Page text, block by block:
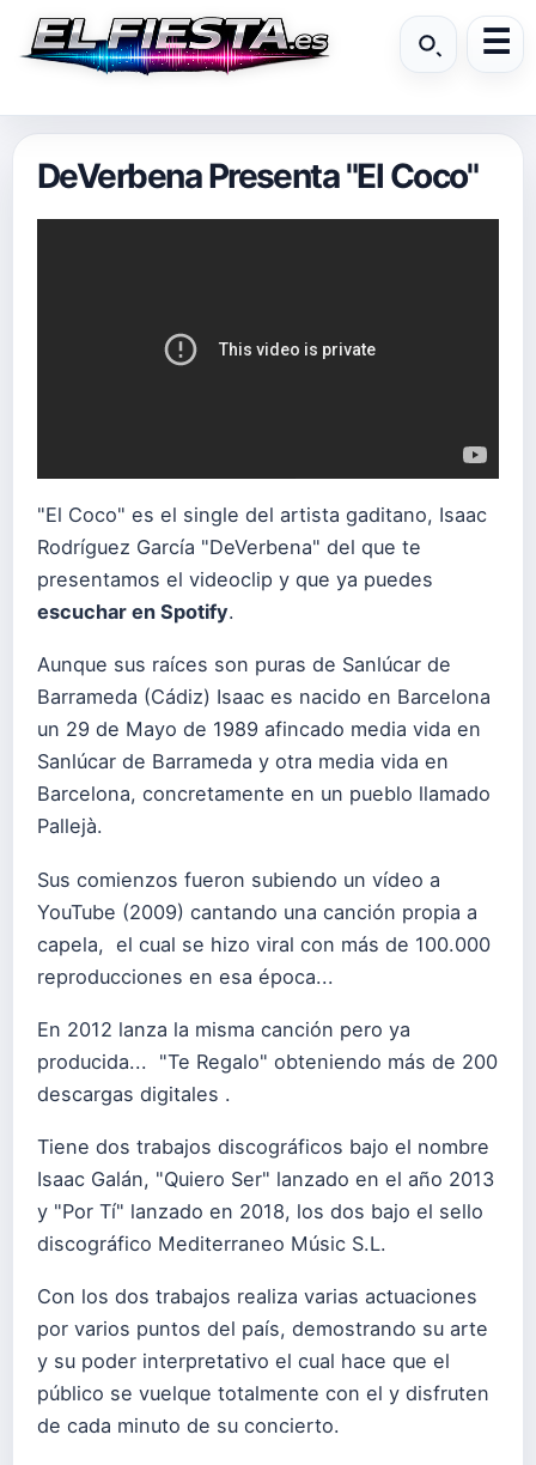
DeVerbena Presenta "El Coco"
"El Coco" es el single del artista gaditano, Isaac
Rodríguez García "DeVerbena" del que te
presentamos el videoclip y que ya puedes
escuchar en Spotify.
Aunque sus raíces son puras de Sanlúcar de
Barrameda (Cádiz) Isaac es nacido en Barcelona
un 29 de Mayo de 1989 afincado media vida en
Sanlúcar de Barrameda y otra media vida en
Barcelona, concretamente en un pueblo llamado
Pallejà.
Sus comienzos fueron subiendo un vídeo a
YouTube (2009) cantando una canción propia a
capela, el cual se hizo viral con más de 100.000
reproducciones en esa época...
En 2012 lanza la misma canción pero ya
producida... "Te Regalo" obteniendo más de 200
descargas digitales .
Tiene dos trabajos discográficos bajo el nombre
Isaac Galán, "Quiero Ser" lanzado en el año 2013
y "Por Tí" lanzado en 2018, los dos bajo el sello
discográfico Mediterraneo Músic S.L.
Con los dos trabajos realiza varias actuaciones
por varios puntos del país, demostrando su arte
y su poder interpretativo el cual hace que el
público se vuelque totalmente con el y disfruten
de cada minuto de su concierto.